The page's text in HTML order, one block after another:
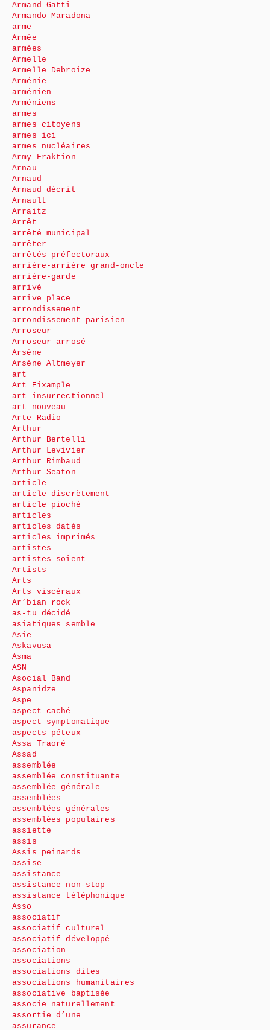
Armand Gatti
Armando Maradona
arme
Armée
armées
Armelle
Armelle Debroize
Arménie
arménien
Arméniens
armes
armes citoyens
armes ici
armes nucléaires
Army Fraktion
Arnau
Arnaud
Arnaud décrit
Arnault
Arraitz
Arrêt
arrêté municipal
arrêter
arrêtés préfectoraux
arrière-arrière grand-oncle
arrière-garde
arrivé
arrive place
arrondissement
arrondissement parisien
Arroseur
Arroseur arrosé
Arsène
Arsène Altmeyer
art
Art Eixample
art insurrectionnel
art nouveau
Arte Radio
Arthur
Arthur Bertelli
Arthur Levivier
Arthur Rimbaud
Arthur Seaton
article
article discrètement
article pioché
articles
articles datés
articles imprimés
artistes
artistes soient
Artists
Arts
Arts viscéraux
Ar’bian rock
as-tu décidé
asiatiques semble
Asie
Askavusa
Asma
ASN
Asocial Band
Aspanidze
Aspe
aspect caché
aspect symptomatique
aspects péteux
Assa Traoré
Assad
assemblée
assemblée constituante
assemblée générale
assemblées
assemblées générales
assemblées populaires
assiette
assis
Assis peinards
assise
assistance
assistance non-stop
assistance téléphonique
Asso
associatif
associatif culturel
associatif développé
association
associations
associations dites
associations humanitaires
associative baptisée
associe naturellement
assortie d’une
assurance